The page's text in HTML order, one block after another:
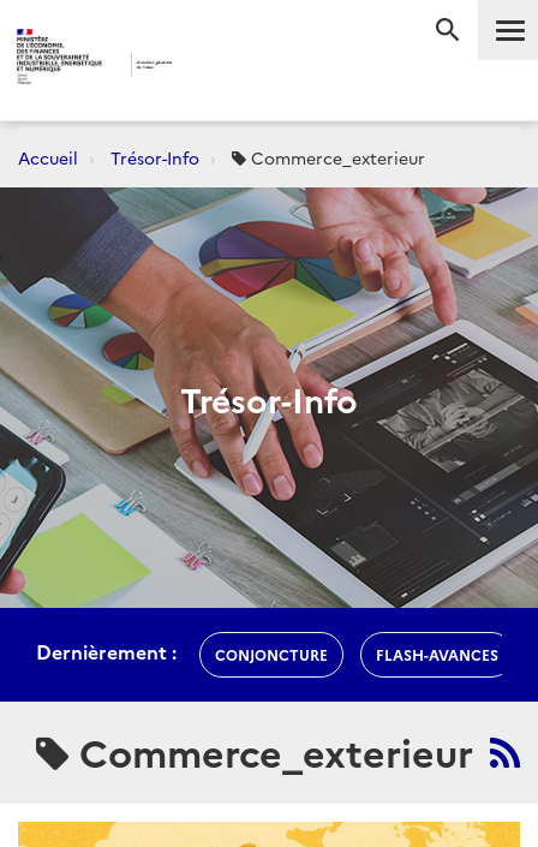
Accueil Trésor-Info Commerce_exterieur
Trésor-Info
Dernièrement : CONJONCTURE FLASH-AVANCES
Commerce_exterieur